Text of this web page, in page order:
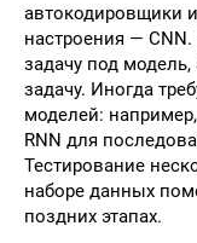
автокодировщики
настроения —
задачу под
задачу. Иногда
моделей:
RNN для
Тестирование
наборе данных
поздних этапах.